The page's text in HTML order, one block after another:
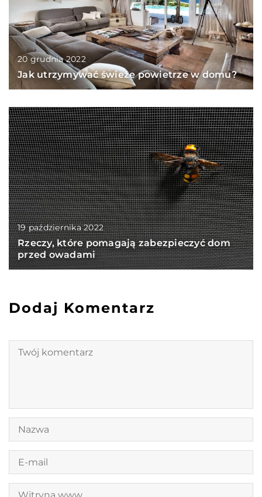
20 grudnia 2022
Jak utrzymywać świeże powietrze w domu?
19 października 2022
Rzeczy, które pomagają zabezpieczyć dom
przed owadami
Dodaj Komentarz